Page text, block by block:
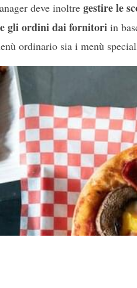
deve inoltre gestire le
gli ordini dai fornitori in
ordinario sia i menù